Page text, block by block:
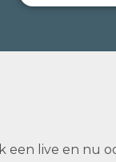
een live en nu